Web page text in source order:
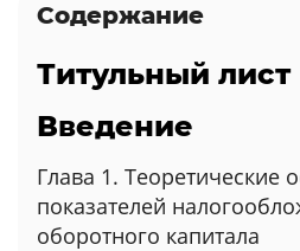
Содержание
Титульный лист
Введение
Глава 1. Теоретические
показателей
оборотного капитала